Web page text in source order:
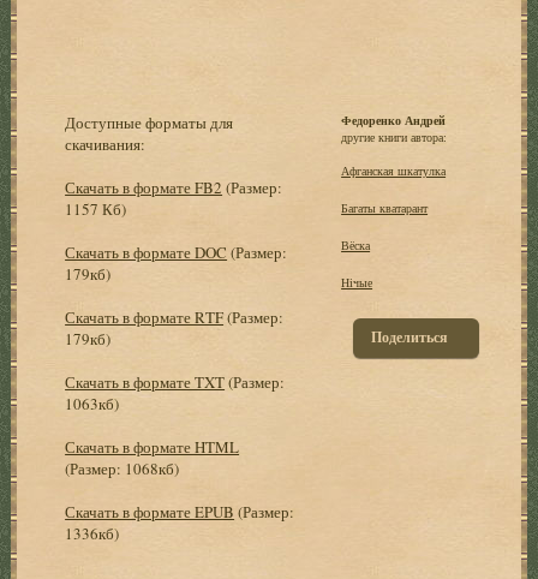
Доступные форматы для
скачивания:
Скачать в формате FB2 (Размер:
1157 Кб)
Скачать в формате DOC (Размер:
179кб)
Скачать в формате RTF(Размер:
179кб)
Скачать в формате TXT(Размер:
1063кб)
Скачать в формате HTML
(Размер: 1068кб)
Скачать в формате EPUB (Размер:
1336кб)
Федоренко Андрей
другие книги автора:
Афганская шкатулка
Багаты кватарант
Вёска
Нічые
Поделиться